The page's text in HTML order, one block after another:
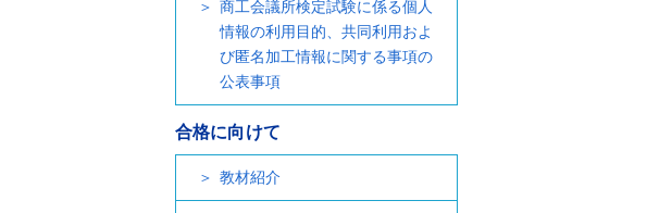
商工会議所検定試験に係る個人
情報の利用目的、共同利用およ
び匿名加工情報に関する事項の
公表事項
合格に向けて
教材紹介